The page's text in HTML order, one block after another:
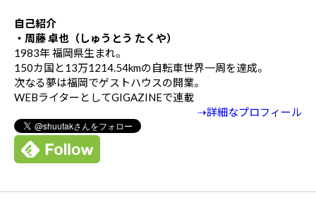
自己紹介
・周藤 卓也（しゅうとう たくや）
1983年 福岡県生まれ。
150カ国と13万1214.54kmの自転車世界一周を達成。
次なる夢は福岡でゲストハウスの開業。
WEBライターとしてGIGAZINEで連載
⇢詳細なプロフィール